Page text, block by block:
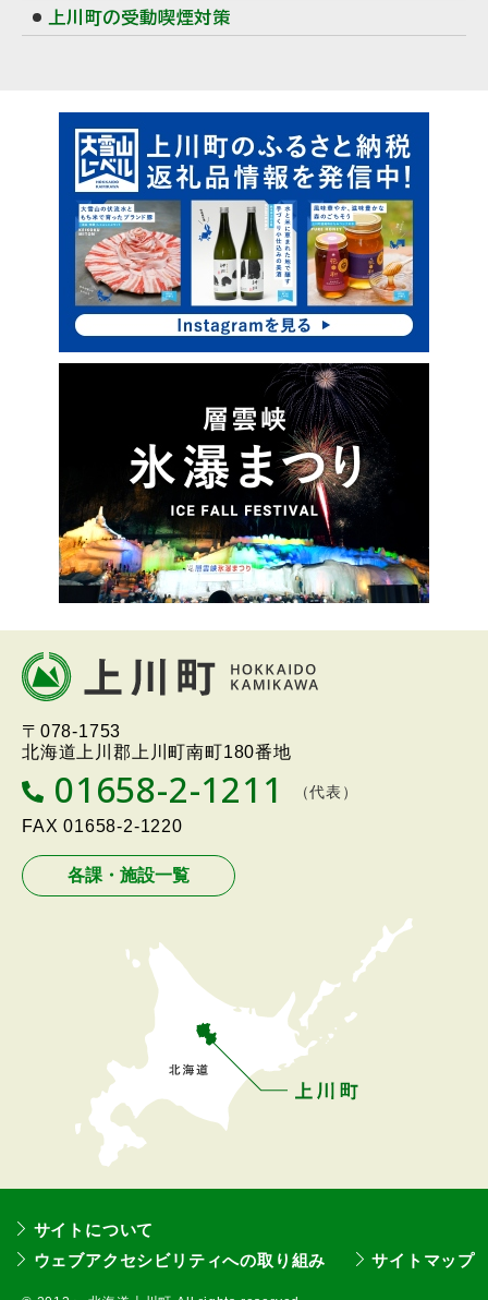
上川町の受動喫煙対策
Twon
〒078-1753
北海道上川郡上川町南町180番地
T
E
L
01658-2-1211 （代表）
FAX 01658-2-1220
各課・施設一覧
サイトについて
ウェブアクセシビリティへの取り組み
サイトマップ